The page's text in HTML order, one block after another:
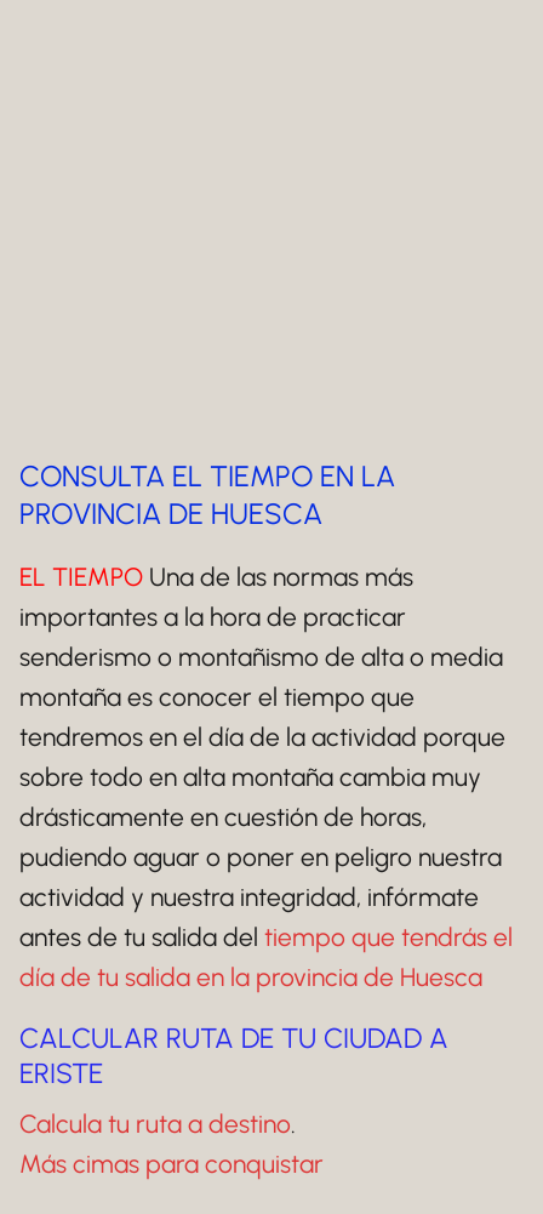
CONSULTA EL TIEMPO EN LA
PROVINCIA DE HUESCA
EL TIEMPO Una de las normas más
importantes a la hora de practicar
senderismo o montañismo de alta o media
montaña es conocer el tiempo que
tendremos en el día de la actividad porque
sobre todo en alta montaña cambia muy
drásticamente en cuestión de horas,
pudiendo aguar o poner en peligro nuestra
actividad y nuestra integridad, infórmate
antes de tu salida del tiempo que tendrás el
día de tu salida en la provincia de Huesca
CALCULAR RUTA DE TU CIUDAD A
ERISTE
Calcula tu ruta a destino.
Más cimas para conquistar